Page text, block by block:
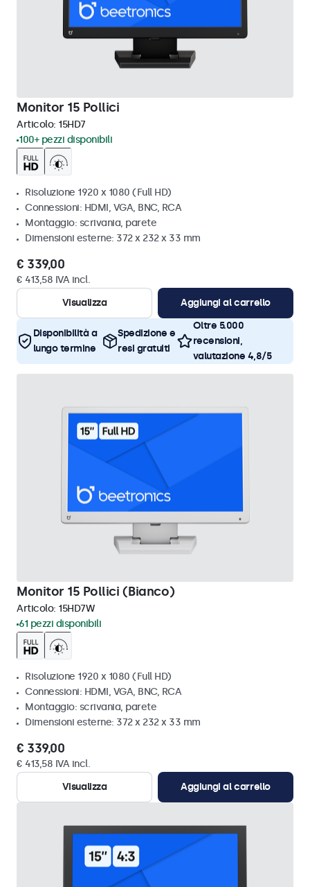
Monitor 15 Pollici
Articolo: 15HD7
100+ pezzi disponibili
Risoluzione 1920 x 1080 (Full HD)
Connessioni: HDMI, VGA, BNC, RCA
Montaggio: scrivania, parete
Dimensioni esterne: 372 x 232 x 33 mm
€ 339,00
€ 413,58 IVA incl.
Visualizza
Aggiungi al carrello
Disponibilità a
lungo termine
Spedizione e
resi gratuiti
Oltre 5.000
recensioni,
valutazione 4,8/5
Monitor 15 Pollici (Bianco)
Articolo: 15HD7W
61 pezzi disponibili
Risoluzione 1920 x 1080 (Full HD)
Connessioni: HDMI, VGA, BNC, RCA
Montaggio: scrivania, parete
Dimensioni esterne: 372 x 232 x 33 mm
€ 339,00
€ 413,58 IVA incl.
Visualizza
Aggiungi al carrello